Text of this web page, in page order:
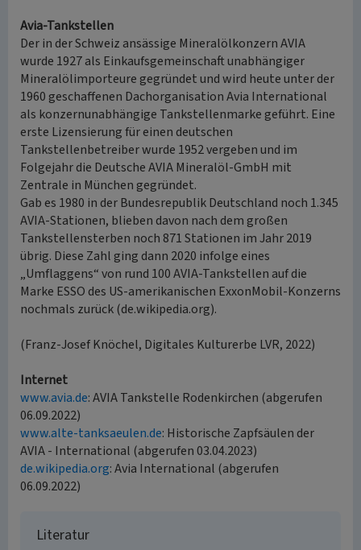
Avia-Tankstellen
Der in der Schweiz ansässige Mineralölkonzern AVIA
wurde 1927 als Einkaufsgemeinschaft unabhängiger
Mineralölimporteure gegründet und wird heute unter der
1960 geschaffenen Dachorganisation Avia International
als konzernunabhängige Tankstellenmarke geführt. Eine
erste Lizensierung für einen deutschen
Tankstellenbetreiber wurde 1952 vergeben und im
Folgejahr die Deutsche AVIA Mineralöl-GmbH mit
Zentrale in München gegründet.
Gab es 1980 in der Bundesrepublik Deutschland noch 1.345
AVIA-Stationen, blieben davon nach dem großen
Tankstellensterben noch 871 Stationen im Jahr 2019
übrig. Diese Zahl ging dann 2020 infolge eines
„Umflaggens“ von rund 100 AVIA-Tankstellen auf die
Marke ESSO des US-amerikanischen ExxonMobil-Konzerns
nochmals zurück (de.wikipedia.org).
(Franz-Josef Knöchel, Digitales Kulturerbe LVR, 2022)
Internet
www.avia.de: AVIA Tankstelle Rodenkirchen (abgerufen
06.09.2022)
www.alte-tanksaeulen.de: Historische Zapfsäulen der
AVIA - International (abgerufen 03.04.2023)
de.wikipedia.org: Avia International (abgerufen
06.09.2022)
Literatur